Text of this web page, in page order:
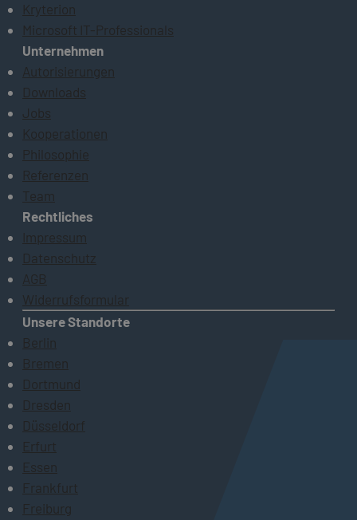
Kryterion
Microsoft IT-Professionals
Unternehmen
Autorisierungen
Downloads
Jobs
Kooperationen
Philosophie
Referenzen
Team
Rechtliches
Impressum
Datenschutz
AGB
Widerrufsformular
Unsere Standorte
Berlin
Bremen
Dortmund
Dresden
Düsseldorf
Erfurt
Essen
Frankfurt
Freiburg